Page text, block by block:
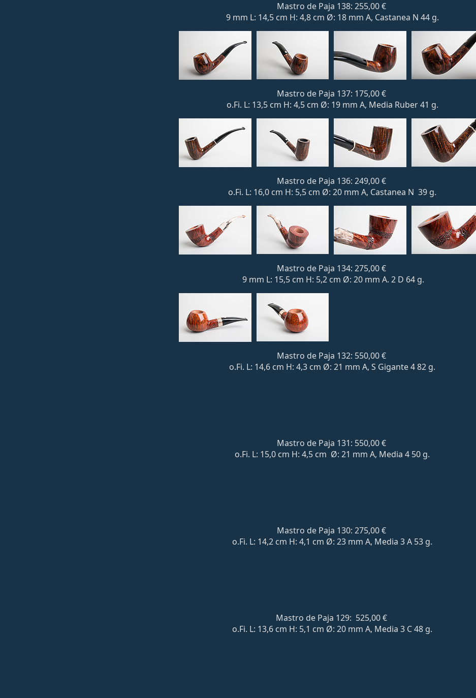
Mastro de Paja 138: 255,00 €
9 mm L: 14,5 cm H: 4,8 cm Ø: 18 mm A, Castanea N 44 g.
Mastro de Paja 137: 175,00 €
o.Fi. L: 13,5 cm H: 4,5 cm Ø: 19 mm A, Media Ruber 41 g.
Mastro de Paja 136: 249,00 €
o.Fi. L: 16,0 cm H: 5,5 cm Ø: 20 mm A, Castanea N 39 g.
Mastro de Paja 134: 275,00 €
9 mm L: 15,5 cm H: 5,2 cm Ø: 20 mm A. 2 D 64 g.
Mastro de Paja 132: 550,00 €
o.Fi. L: 14,6 cm H: 4,3 cm Ø: 21 mm A, S Gigante 4 82 g.
Mastro de Paja 131: 550,00 €
o.Fi. L: 15,0 cm H: 4,5 cm Ø: 21 mm A, Media 4 50 g.
Mastro de Paja 130: 275,00 €
o.Fi. L: 14,2 cm H: 4,1 cm Ø: 23 mm A, Media 3 A 53 g.
Mastro de Paja 129: 525,00 €
o.Fi. L: 13,6 cm H: 5,1 cm Ø: 20 mm A, Media 3 C 48 g.